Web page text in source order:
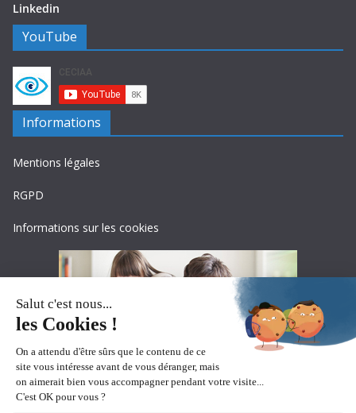
Linkedin
YouTube
Informations
Mentions légales
RGPD
Informations sur les cookies